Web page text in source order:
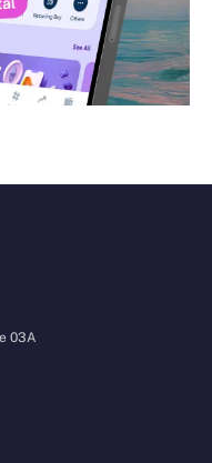
03A